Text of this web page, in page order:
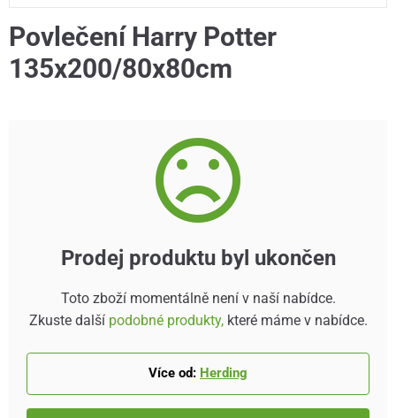
Povlečení Harry Potter
135x200/80x80cm
Prodej produktu byl ukončen
Toto zboží momentálně není v naší nabídce.
Zkuste další podobné produkty,které máme v nabídce.
Více od: Herding